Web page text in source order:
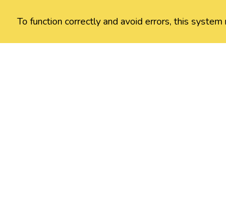
To function correctly and avoid errors, this